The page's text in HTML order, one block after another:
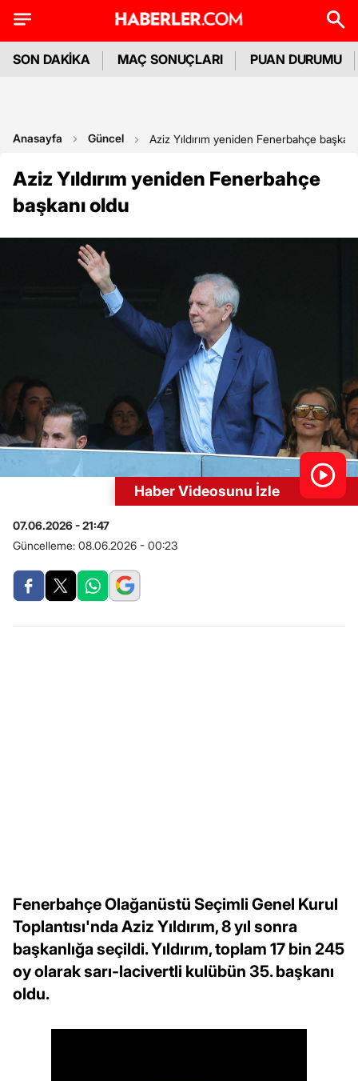
SON DAKİKA MAÇ SONUÇLARI PUAN DURUMU
Anasayfa Güncel Aziz Yıldırım yeniden Fenerbahçe
Aziz Yıldırım yeniden Fenerbahçe
başkanı oldu
Haber Videosunu İzle
07.06.2026 - 21:47
Güncelleme: 08.06.2026 - 00:23
Fenerbahçe Olağanüstü Seçimli Genel Kurul
Toplantısı'nda Aziz Yıldırım, 8 yıl sonra
başkanlığa seçildi. Yıldırım, toplam 17 bin 245
oy olarak sarı-lacivertli kulübün 35. başkanı
oldu.